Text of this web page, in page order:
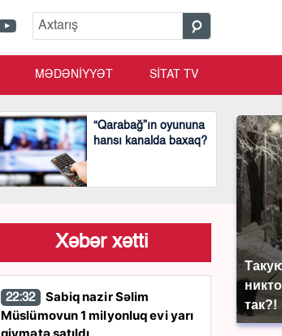
так?!
MƏDƏNİYYƏT SİTAT TV
“Qarabağ”ın oyununa
hansı kanalda baxaq?
Xəbər xətti
22:32
Müslümovun 1 milyonluq evi yarı